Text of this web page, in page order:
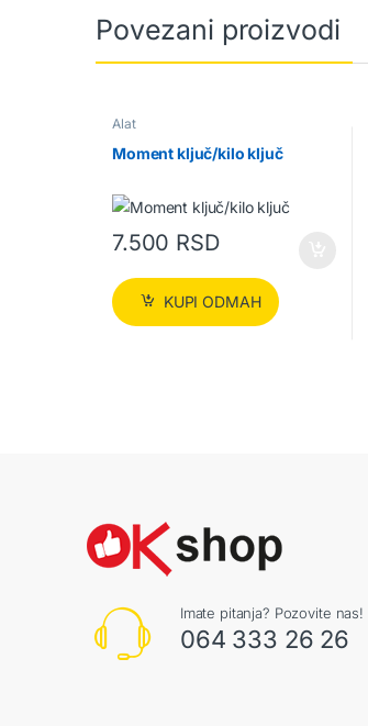
Povezani proizvodi
Alat
Moment ključ/kilo ključ
7.500 RSD
KUPI ODMAH
Imate pitanja? Pozovite nas!
064 333 26 26